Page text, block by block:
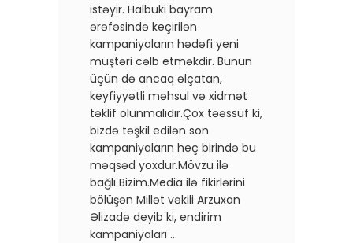
istəyir. Halbuki bayram
ərəfəsində keçirilən
kampaniyaların hədəfi yeni
müştəri cəlb etməkdir. Bunun
üçün də ancaq əlçatan,
keyfiyyətli məhsul və xidmət
təklif olunmalıdır.Çox təəssüf ki,
bizdə təşkil edilən son
kampaniyaların heç birində bu
məqsəd yoxdur.Mövzu ilə
bağlı Bizim.Media ilə fikirlərini
bölüşən Millət vəkili Arzuxan
Əlizadə deyib ki, endirim
kampaniyaları